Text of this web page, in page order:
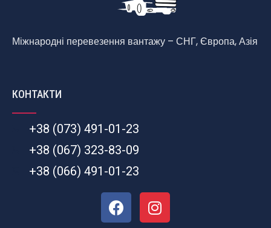
Міжнародні перевезення вантажу – СНГ, Європа, Азія
КОНТАКТИ
+38 (073) 491-01-23
+38 (067) 323-83-09
+38 (066) 491-01-23